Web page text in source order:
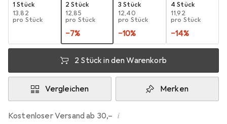
1 Stück
EUR
13,82
pro Stück
2 Stück
EUR
12,85
pro Stück
−7%
3 Stück
EUR
12,40
pro Stück
−10%
4 Stück
EUR
11,92
pro Stück
−14%
2 Stück in den Warenkorb
Vergleichen Merken
Kostenloser Versand ab 30,– i